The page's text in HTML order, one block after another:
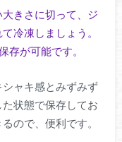
きさに切って、ジ
冷凍しましょう。
存が可能です。
ャキ感とみずみず
状態で保存してお
ので、便利です。